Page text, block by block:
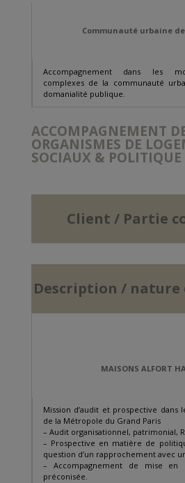
Communauté urbaine
Accompagnement dans les
complexes de la communauté
domanialité publique.
ACCOMPAGNEMENT
ORGANISMES DE
SOCIAUX & POLITIQUE
Client / Partie
Description / nature
MAISONS ALFORT
Mission d’audit et prospective dans
de la Métropole du Grand Paris
– Audit organisationnel, patrimonial,
– Prospective en matière de
question d’un rapprochement avec
– Accompagnement de mise
préconisée.